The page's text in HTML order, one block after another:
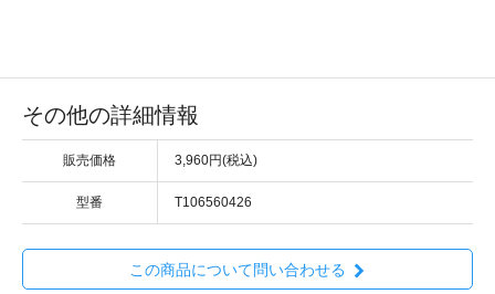
その他の詳細情報
販売価格 3,960円(税込)
型番 T106560426
この商品について問い合わせる